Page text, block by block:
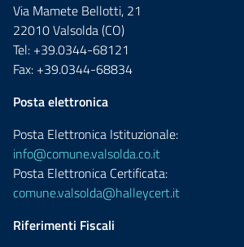
Via Mamete Bellotti, 21
22010 Valsolda (CO)
Tel: +39.0344-68121
Fax: +39.0344-68834
Posta elettronica
Posta Elettronica Istituzionale:
info@comune.valsolda.co.it
Posta Elettronica Certificata:
comune.valsolda@halleycert.it
Riferimenti Fiscali